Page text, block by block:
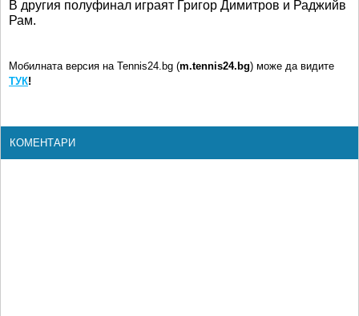
В другия полуфинал играят Григор Димитров и Раджийв
Рам.
Мобилната версия на Tennis24.bg (m.tennis24.bg) може да видите
ТУК!
КОМЕНТАРИ